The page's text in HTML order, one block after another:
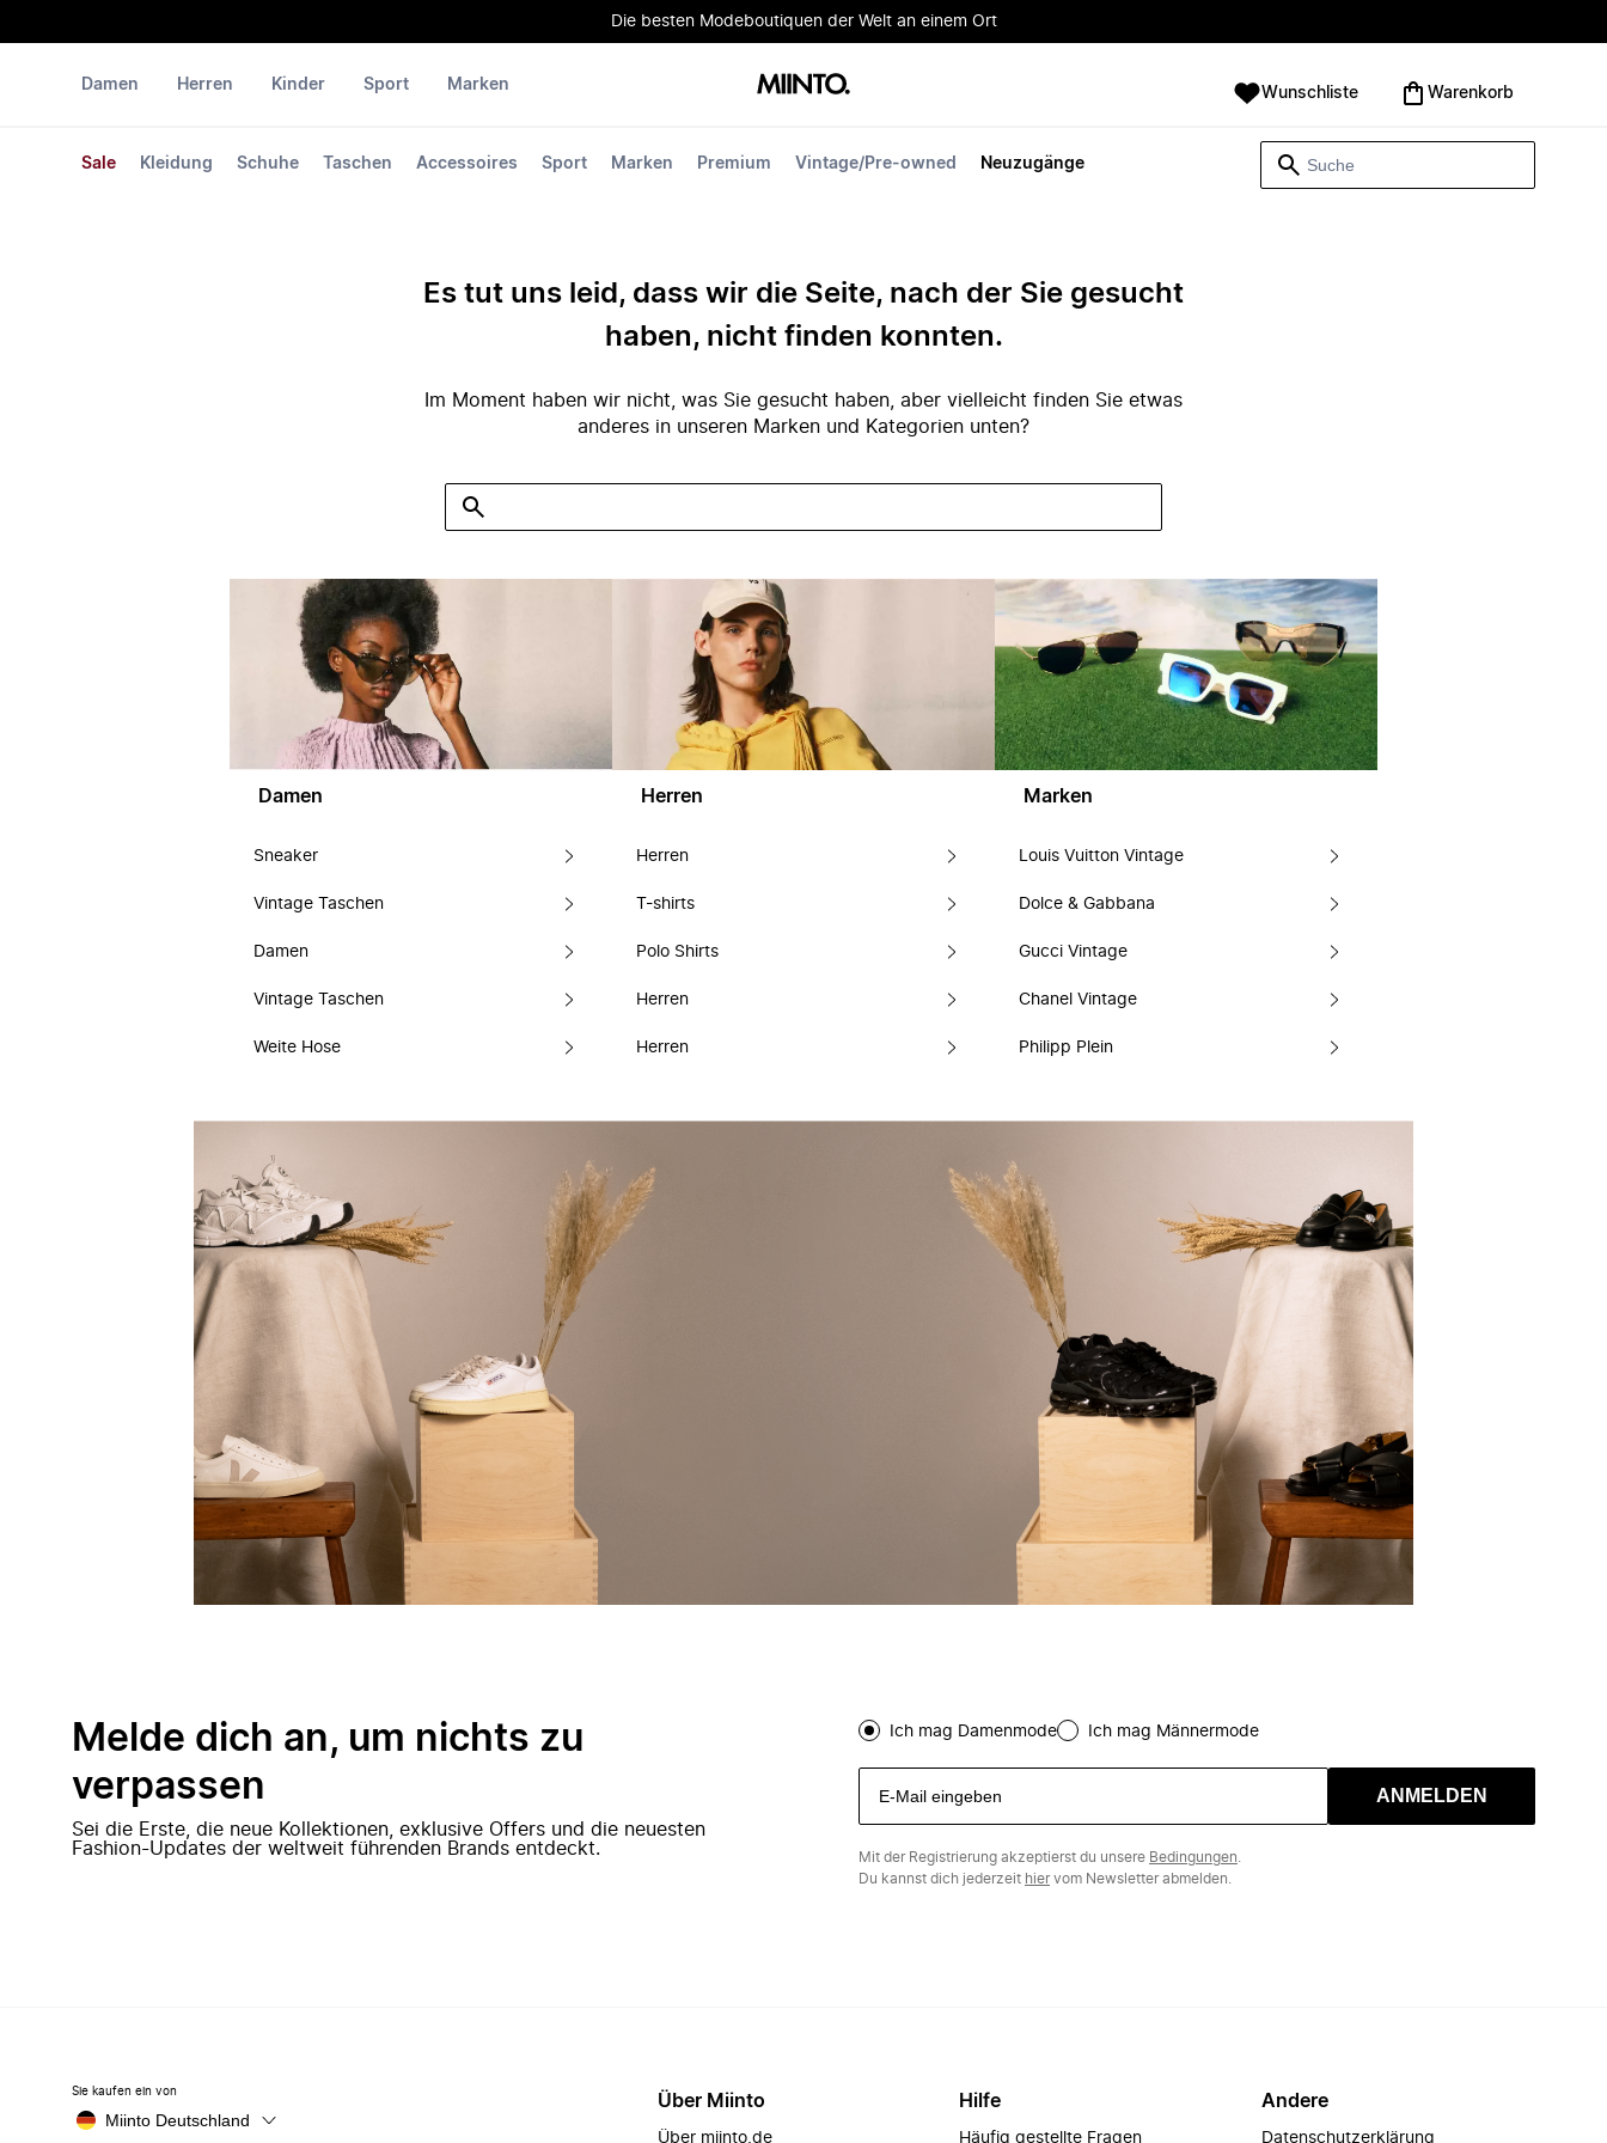
Die besten Modeboutiquen der Welt an einem Ort
Damen
Sale Kleidung Schuhe Taschen Accessoires Sport Marken Premium Vintage/Pre-owned Neuzugänge
Herren Kinder Sport Marken Wunschliste Warenkorb
Es tut uns leid, dass wir die Seite, nach der Sie gesucht
haben, nicht finden konnten.
Im Moment haben wir nicht, was Sie gesucht haben, aber vielleicht finden Sie etwas
anderes in unseren Marken und Kategorien unten?
Damen
Sneaker
Vintage Taschen
Damen
Vintage Taschen
Weite Hose
Herren
Herren
T-shirts
Polo Shirts
Herren
Herren
Marken
Louis Vuitton Vintage
Dolce & Gabbana
Gucci Vintage
Chanel Vintage
Philipp Plein
Melde dich an, um nichts zu
verpassen
Sei die Erste, die neue Kollektionen, exklusive Offers und die neuesten
Fashion-Updates der weltweit führenden Brands entdeckt.
Ich mag Damenmode Ich mag Männermode
ANMELDEN
Mit der Registrierung akzeptierst du unsere Bedingungen
Du kannst dich jederzeit hiervom Newsletter abmelden.
Sie kaufen ein von
Miinto Deutschland
Über Miinto
Über miinto.de
Hilfe
Häufig gestellte Fragen
Andere
Datenschutzerklärung